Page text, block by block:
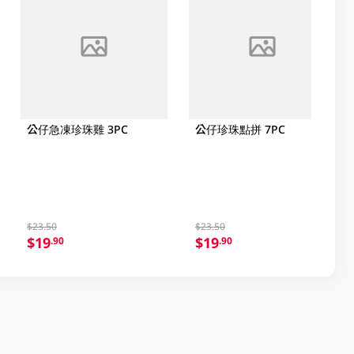
公仔急凍珍珠雞 3PC
$23.50
$19.90
公仔珍珠點拼 7PC
$23.50
$19.90